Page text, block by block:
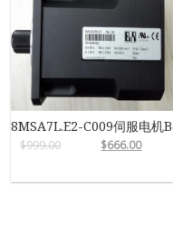
8MSA7L.E2-C009伺服电机
$999.00 $666.00